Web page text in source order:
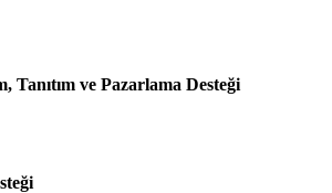
Tanıtım ve Pazarlama Desteği